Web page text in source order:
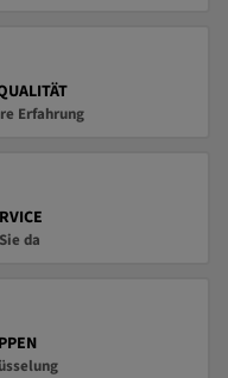
Erfahrung
da